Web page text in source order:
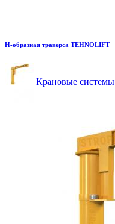
H-образная траверса TEHNOLIFT
Крановые системы